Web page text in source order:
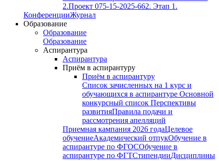
2.Проект 075-15-2025-662. Этап 1.
КонференцииЖурнал
Образование
Образование
Образование
Аспирантура
Аспирантура
Приём в аспирантуру
Приём в аспирантуру
Список зачисленных на 1 курс и
обучающихся в аспирантуре Основной
конкурсный список Перспективы
развитияПравила подачи и
рассмотрения апелляций
Приемная кампания 2026 годаЦелевое
обучениеАкадемический отпукОбучение в
аспирантуре по ФГОСОбучение в
аспирантуре по ФГТСтипендииДисциплины